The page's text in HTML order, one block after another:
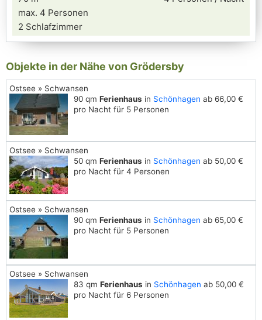
max. 4 Personen
2 Schlafzimmer
Objekte in der Nähe von Grödersby
Ostsee » Schwansen
90 qm Ferienhaus in Schönhagen ab 66,00 €
pro Nacht für 5 Personen
Ostsee » Schwansen
50 qm Ferienhaus in Schönhagen ab 50,00 €
pro Nacht für 4 Personen
Ostsee » Schwansen
90 qm Ferienhaus in Schönhagen ab 65,00 €
pro Nacht für 5 Personen
Ostsee » Schwansen
83 qm Ferienhaus in Schönhagen ab 50,00 €
pro Nacht für 6 Personen